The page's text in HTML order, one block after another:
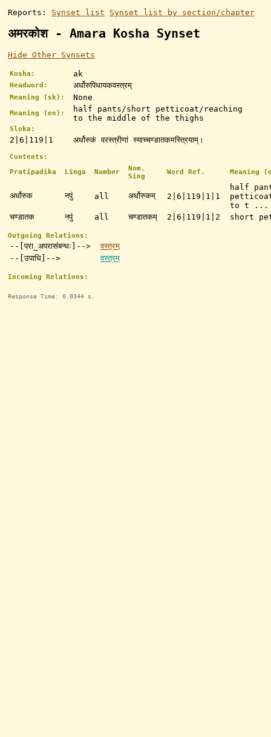
Reports: Synset list Synset list by section/chapter
अमरकोश - Amara Kosha Synset
Hide Other Synsets
Kosha: ak
Headword: अर्धोरुपिधायकवस्त्रम्
Meaning (sk): None
Meaning (en):
half pants/short petticoat/reaching
to the middle of the thighs
Sloka:
2|6|119|1 अर्धोरुकं वरस्त्रीणां स्याच्चण्डातकमस्त्रियाम्।
Contents:
Pratipadika
Linga Number
Nom.
Sing
Word Ref. Meaning
अर्धोरुक नपुं all अर्धोरुकम् 2|6|119|1|1
half
to t ...
चण्डातक
नपुं all चण्डातकम् 2|6|119|1|2 short
Outgoing Relations:
--[परा_अपरासंबन्धः]-->
वस्त्रम्
--[उपाधि]-->
वस्त्रम्
Incoming Relations:
Response Time: 0.0344 s.